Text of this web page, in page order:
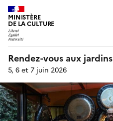
MINISTÈRE
DE LA CULTURE
Rendez-vous aux jardins
5, 6 et 7 juin 2026